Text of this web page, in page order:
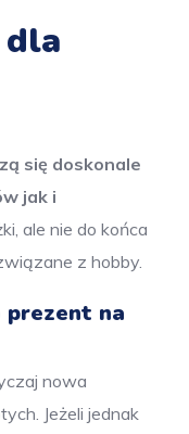
dla
się doskonale
jak i
ale nie do końca
z hobby.
prezent na
nowa
Jeżeli jednak